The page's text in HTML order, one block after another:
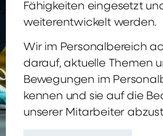
Fähigkeiten eingesetzt
weiterentwickelt werden.
Wir im Personalbereich
darauf, aktuelle Themen
Bewegungen im
kennen und sie auf die
unserer Mitarbeiter